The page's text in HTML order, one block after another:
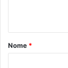
Nome *